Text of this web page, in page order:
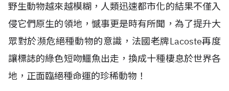
野生動物越來越模糊，人類迅速都市化的結果不僅入
侵它們原生的領地，憾事更是時有所聞，為了提升大
眾對於瀕危絕種動物的意識，法國老牌Lacoste再度
讓標誌的綠色短吻鱷魚出走，換成十種棲息於世界各
地，正面臨絕種命運的珍稀動物！